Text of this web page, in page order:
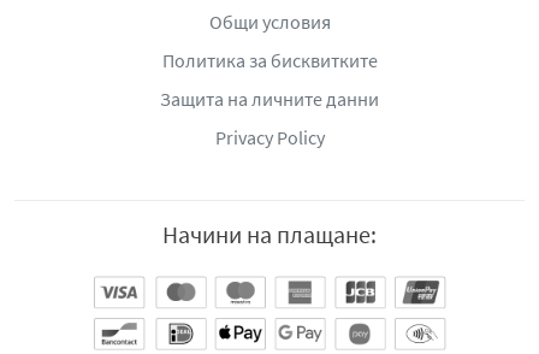
Общи условия
Политика за бисквитките
Защита на личните данни
Privacy Policy
Начини на плащане: